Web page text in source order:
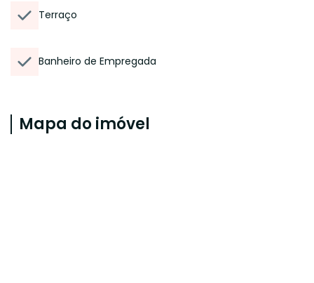
Terraço
Banheiro de Empregada
Mapa do imóvel